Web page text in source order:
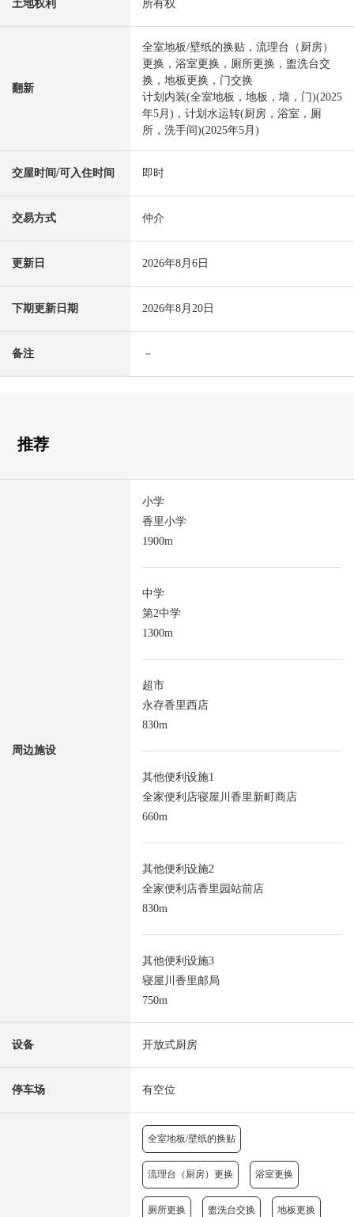
土地权利 所有权
翻新
全室地板/壁纸的换贴，流理台（厨房）
更换，浴室更换，厕所更换，盥洗台交
换，地板更换，门交换
计划内装(全室地板，地板，墙，门)(2025
年5月)，计划水运转(厨房，浴室，厕
所，洗手间)(2025年5月)
交屋时间/可入住时间 即时
交易方式 仲介
更新日 2026年8月6日
下期更新日期 2026年8月20日
备注 －
推荐
周边施设
小学
香里小学
1900m
中学
第2中学
1300m
超市
永存香里西店
830m
其他便利设施1
全家便利店寝屋川香里新町商店
660m
其他便利设施2
全家便利店香里园站前店
830m
其他便利设施3
寝屋川香里邮局
750m
设备 开放式厨房
停车场 有空位
全室地板/壁纸的换贴
流理台（厨房）更换 浴室更换
厕所更换 盥洗台交换 地板更换